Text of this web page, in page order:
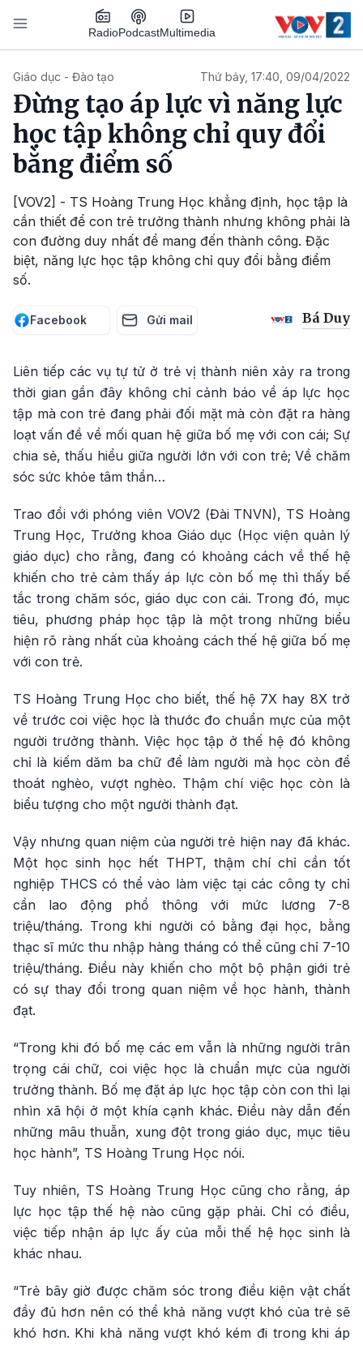
Nhảy đến nội dung
RadioPodcastMultimedia
Giáo dục - Đào tạo Thứ bảy, 17:40, 09/04/2022
Đừng tạo áp lực vì năng lực
học tập không chỉ quy đổi
bằng điểm số
[VOV2] - TS Hoàng Trung Học khẳng định, học tập là
cần thiết để con trẻ trưởng thành nhưng không phải là
con đường duy nhất để mang đến thành công. Đặc
biệt, năng lực học tập không chỉ quy đổi bằng điểm
số.
Facebook Gửi mail Bá Duy
Liên tiếp các vụ tự tử ở trẻ vị thành niên xảy ra trong
thời gian gần đây không chỉ cảnh báo về áp lực học
tập mà con trẻ đang phải đối mặt mà còn đặt ra hàng
loạt vấn đề về mối quan hệ giữa bố mẹ với con cái; Sự
chia sẻ, thấu hiểu giữa người lớn với con trẻ; Về chăm
sóc sức khỏe tâm thần…
Trao đổi với phóng viên VOV2 (Đài TNVN), TS Hoàng
Trung Học, Trưởng khoa Giáo dục (Học viện quản lý
giáo dục) cho rằng, đang có khoảng cách về thế hệ
khiến cho trẻ cảm thấy áp lực còn bố mẹ thì thấy bế
tắc trong chăm sóc, giáo dục con cái. Trong đó, mục
tiêu, phương pháp học tập là một trong những biểu
hiện rõ ràng nhất của khoảng cách thế hệ giữa bố mẹ
với con trẻ.
TS Hoàng Trung Học cho biết, thế hệ 7X hay 8X trở
về trước coi việc học là thước đo chuẩn mực của một
người trưởng thành. Việc học tập ở thế hệ đó không
chỉ là kiếm dăm ba chữ để làm người mà học còn để
thoát nghèo, vượt nghèo. Thậm chí việc học còn là
biểu tượng cho một người thành đạt.
Vậy nhưng quan niệm của người trẻ hiện nay đã khác.
Một học sinh học hết THPT, thậm chí chỉ cần tốt
nghiệp THCS có thể vào làm việc tại các công ty chỉ
cần lao động phổ thông với mức lương 7-8
triệu/tháng. Trong khi người có bằng đại học, bằng
thạc sĩ mức thu nhập hàng tháng có thể cũng chỉ 7-10
triệu/tháng. Điều này khiến cho một bộ phận giới trẻ
có sự thay đổi trong quan niệm về học hành, thành
đạt.
“Trong khi đó bố mẹ các em vẫn là những người trân
trọng cái chữ, coi việc học là chuẩn mực của người
trưởng thành. Bố mẹ đặt áp lực học tập còn con thì lại
nhìn xã hội ở một khía cạnh khác. Điều này dẫn đến
những mâu thuẫn, xung đột trong giáo dục, mục tiêu
học hành”, TS Hoàng Trung Học nói.
Tuy nhiên, TS Hoàng Trung Học cũng cho rằng, áp
lực học tập thế hệ nào cũng gặp phải. Chỉ có điều,
việc tiếp nhận áp lực ấy của mỗi thế hệ học sinh là
khác nhau.
“Trẻ bây giờ được chăm sóc trong điều kiện vật chất
đầy đủ hơn nên có thể khả năng vượt khó của trẻ sẽ
khó hơn. Khi khả năng vượt khó kém đi trong khi áp